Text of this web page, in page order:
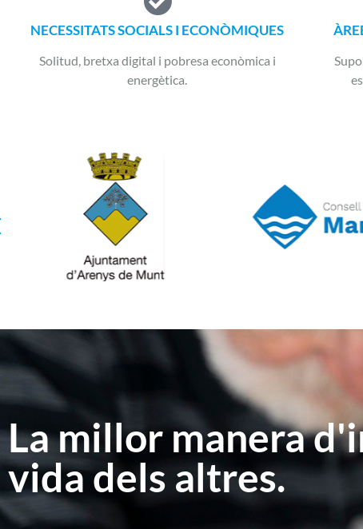
NECESSITATS SOCIALS I ECONÒMIQUES
Solitud, bretxa digital i pobresa econòmica i
energètica.
La millor manera
vida dels altres.